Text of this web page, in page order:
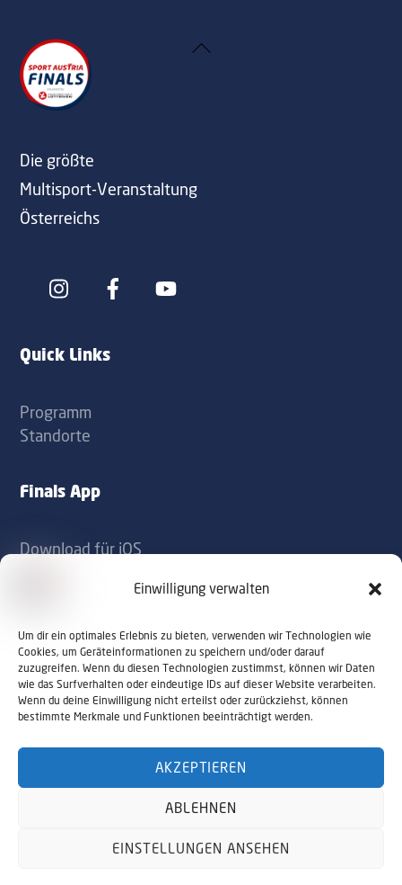
Einwilligung verwalten
Um dir ein optimales Erlebnis zu bieten, verwenden wir Technologien wie
Cookies, um Geräteinformationen zu speichern und/oder darauf
zuzugreifen. Wenn du diesen Technologien zustimmst, können wir Daten
wie das Surfverhalten oder eindeutige IDs auf dieser Website verarbeiten.
Wenn du deine Einwilligung nicht erteilst oder zurückziehst, können
bestimmte Merkmale und Funktionen beeinträchtigt werden.
AKZEPTIEREN
ABLEHNEN
EINSTELLUNGEN ANSEHEN
Back
Die größte
Multisport-Veranstaltung
Österreichs
Icon
Icon
Quick Links
Programm
Standorte
Finals App
Download für iOS
Kontakt
office@sportaustriafinals.at
+43 1 504 44 55
© 2026 Sport Austria Finals. Alle Rechte
vorbehalten. Webdesign by